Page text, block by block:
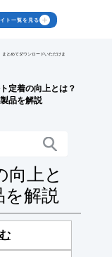
ト一覧を見る
とめてダウンロードいただけま
定着の向上とは？
品を解説
向上と
を解説